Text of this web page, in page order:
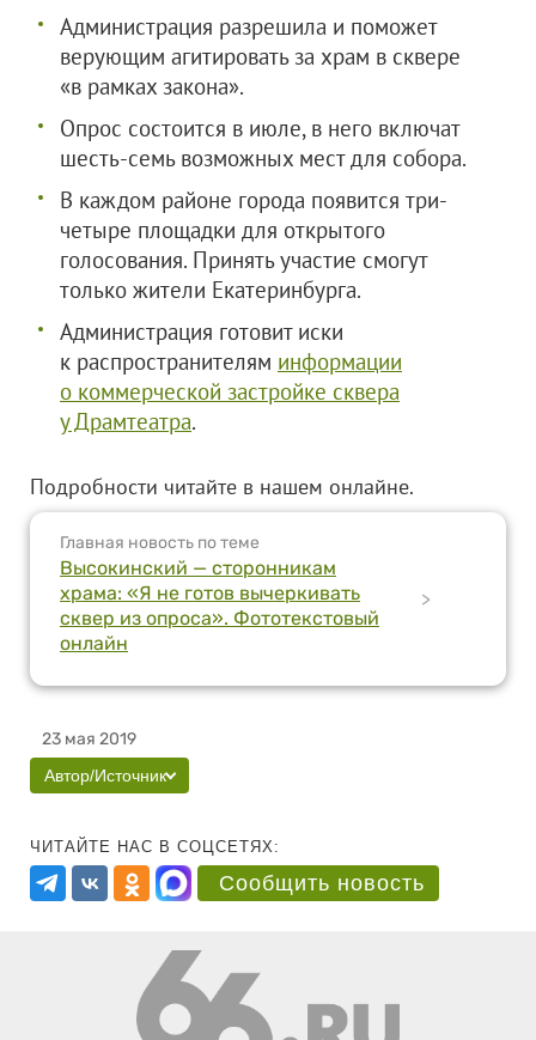
Администрация разрешила и поможет
верующим агитировать за храм в сквере
«в рамках закона».
Опрос состоится в июле, в него включат
шесть-семь возможных мест для собора.
В каждом районе города появится три-
четыре площадки для открытого
голосования. Принять участие смогут
только жители Екатеринбурга.
Администрация готовит иски
к распространителям информации
о коммерческой застройке сквера
у Драмтеатра.
Подробности читайте в нашем онлайне.
Главная новость по теме
Высокинский — сторонникам
храма: «Я не готов вычеркивать
сквер из опроса». Фототекстовый
онлайн
>
23 мая 2019
Автор/Источник
ЧИТАЙТЕ НАС В СОЦСЕТЯХ:
Сообщить новость